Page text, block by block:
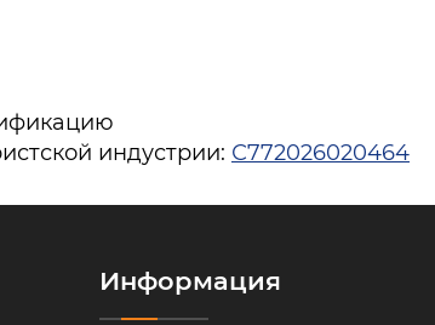
индустрии: С772026020464
Информация